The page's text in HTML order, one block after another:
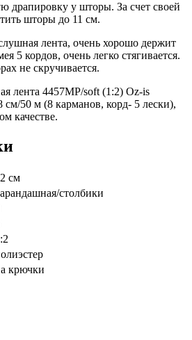
драпировку у шторы. За счет своей
шторы до 11 см.
лента, очень хорошо держит
5 кордов, очень легко стягивается.
не скручивается.
лента 4457MP/soft (1:2) Oz-is
см/50 м (8 карманов, корд- 5 лески),
качестве.
см
столбики
крючки